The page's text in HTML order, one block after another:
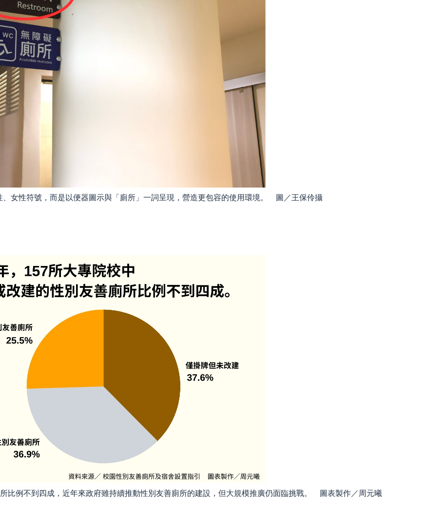
、女性符號，而是以便器圖示與「廁所」一詞呈現，營造更包容的使用環境。 圖／王保伶攝
比例不到四成，近年來政府雖持續推動性別友善廁所的建設，但大規模推廣仍面臨挑戰。 圖表製作／周元曦